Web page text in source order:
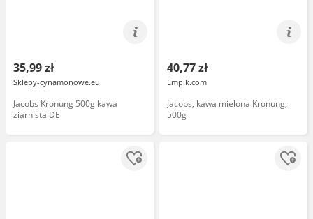
35,99 zł
Sklepy-cynamonowe.eu
Jacobs Kronung 500g kawa
ziarnista DE
40,77 zł
Empik.com
Jacobs, kawa mielona Kronung,
500g